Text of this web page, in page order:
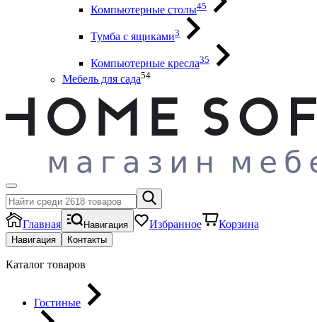
Компьютерные столы45
Тумба с ящиками3
Компьютерные кресла35
Мебель для сада54
Главная Навигация Избранное Корзина
Навигация Контакты
Каталог товаров
Гостиные